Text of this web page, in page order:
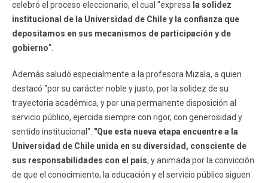
celebró el proceso eleccionario, el cual "expresa la solidez
institucional de la Universidad de Chile y la confianza que
depositamos en sus mecanismos de participación y de
gobierno".
Además saludó especialmente a la profesora Mizala, a quien
destacó "por su carácter noble y justo, por la solidez de su
trayectoria académica, y por una permanente disposición al
servicio público, ejercida siempre con rigor, con generosidad y
sentido institucional". "Que esta nueva etapa encuentre a la
Universidad de Chile unida en su diversidad, consciente de
sus responsabilidades con el país, y animada por la convicción
de que el conocimiento, la educación y el servicio público siguen